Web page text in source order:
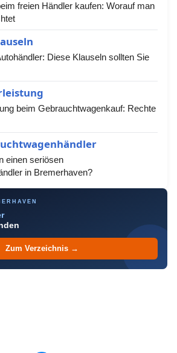
freien Händler kaufen: Worauf man
Diese Klauseln sollten Sie
beim Gebrauchtwagenkauf: Rechte
einen seriösen
in Bremerhaven?
Zum Verzeichnis →